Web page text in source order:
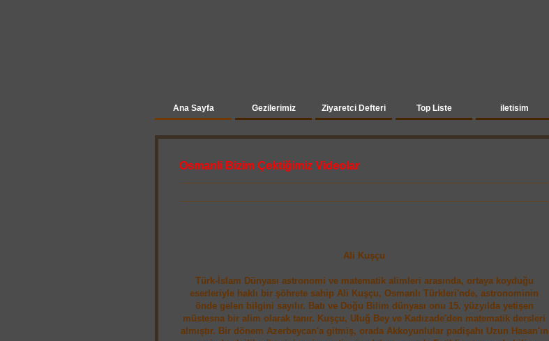
Ana Sayfa Gezilerimiz Ziyaretci Defteri Top Liste iletisim
Osmanli Bizim Çektiğimiz Videolar
Ali Kuşçu
Türk-İslam Dünyası astronomi ve matematik alimleri arasında, ortaya koyduğu
eserleriyle haklı bir şöhrete sahip Ali Kuşçu, Osmanlı Türkleri'nde, astronominin
önde gelen bilgini sayılır. Batı ve Doğu Bilim dünyası onu 15. yüzyılda yetişen
müstesna bir alim olarak tanır. Kuşçu, Uluğ Bey ve Kadızade'den matematik dersleri
almıştır. Bir dönem Azerbeycan'a gitmiş, orada Akkoyunlular padişahı Uzun Hasan'ın